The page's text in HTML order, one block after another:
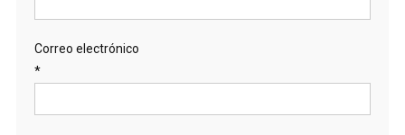
Correo electrónico
*